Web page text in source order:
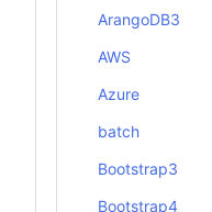
ArangoDB3
AWS
Azure
batch
Bootstrap3
Bootstrap4